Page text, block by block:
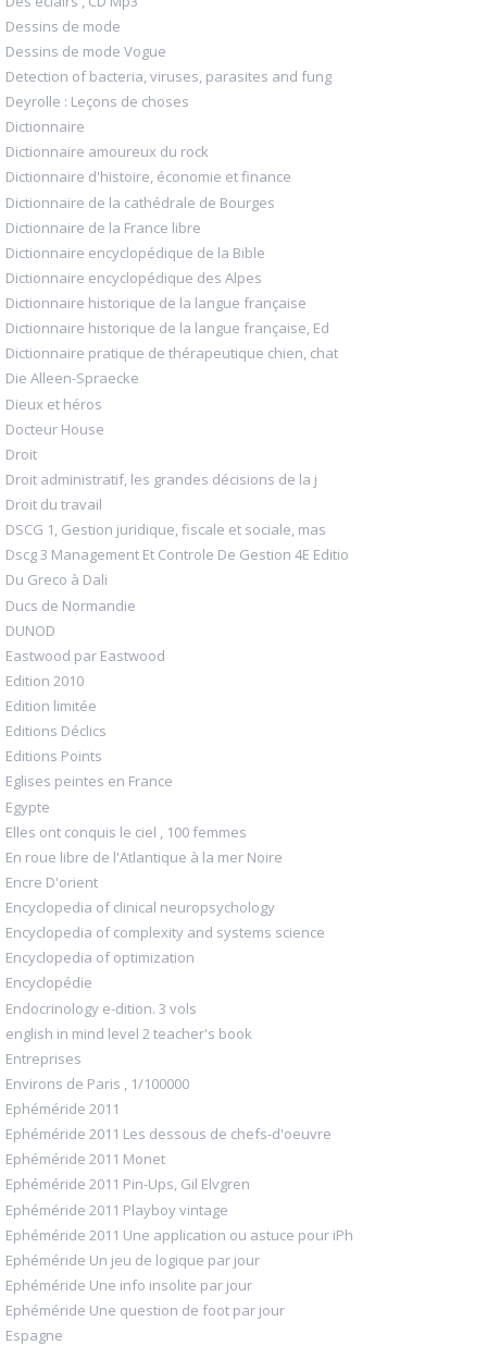
Dessins de mode
Dessins de mode Vogue
Detection of bacteria, viruses, parasites and fung
Deyrolle : Leçons de choses
Dictionnaire
Dictionnaire amoureux du rock
Dictionnaire d'histoire, économie et finance
Dictionnaire de la cathédrale de Bourges
Dictionnaire de la France libre
Dictionnaire encyclopédique de la Bible
Dictionnaire encyclopédique des Alpes
Dictionnaire historique de la langue française
Dictionnaire historique de la langue française, Ed
Dictionnaire pratique de thérapeutique chien, chat
Die Alleen-Spraecke
Dieux et héros
Docteur House
Droit
Droit administratif, les grandes décisions de la j
Droit du travail
DSCG 1, Gestion juridique, fiscale et sociale, mas
Dscg 3 Management Et Controle De Gestion 4E Editio
Du Greco à Dali
Ducs de Normandie
DUNOD
Eastwood par Eastwood
Edition 2010
Edition limitée
Editions Déclics
Editions Points
Eglises peintes en France
Egypte
Elles ont conquis le ciel , 100 femmes
En roue libre de l'Atlantique à la mer Noire
Encre D'orient
Encyclopedia of clinical neuropsychology
Encyclopedia of complexity and systems science
Encyclopedia of optimization
Encyclopédie
Endocrinology e-dition. 3 vols
english in mind level 2 teacher's book
Entreprises
Environs de Paris , 1/100000
Ephéméride 2011
Ephéméride 2011 Les dessous de chefs-d'oeuvre
Ephéméride 2011 Monet
Ephéméride 2011 Pin-Ups, Gil Elvgren
Ephéméride 2011 Playboy vintage
Ephéméride 2011 Une application ou astuce pour iPh
Ephéméride Un jeu de logique par jour
Ephéméride Une info insolite par jour
Ephéméride Une question de foot par jour
Espagne